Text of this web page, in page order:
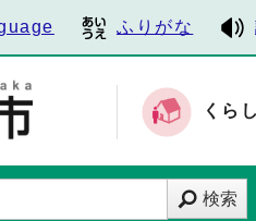
ふりがな
くらし
検索